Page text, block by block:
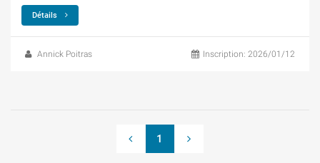
Détails
Annick Poitras Inscription: 2026/01/12
1